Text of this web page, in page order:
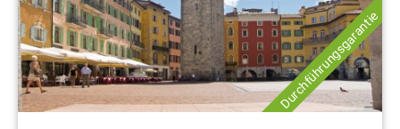
Durchführungsgarantie